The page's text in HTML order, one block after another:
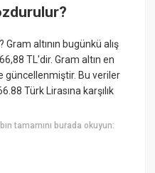
altının bugünkü alış
TL'dir. Gram altın en
güncellenmiştir. Bu veriler
Türk Lirasına karşılık
tamamını burada okuyun: